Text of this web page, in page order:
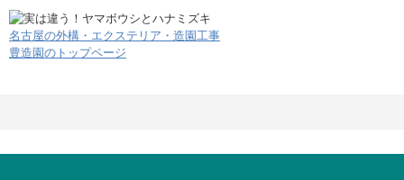
名古屋の外構・エクステリア・造園工事
豊造園のトップページ